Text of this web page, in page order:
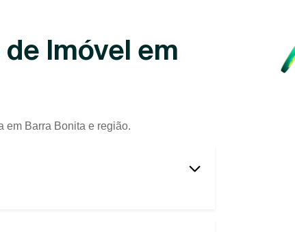
Imóvel em
em Barra Bonita e região.